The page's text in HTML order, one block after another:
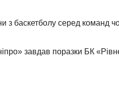
з баскетболу серед команд
завдав поразки БК